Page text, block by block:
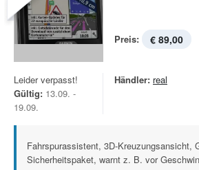
Preis: € 89,00
Leider verpasst!
Gültig: 13.09. -
19.09.
Händler: real
Fahrspurassistent, 3D-Kreuzungsansicht,
Sicherheitspaket, warnt z. B. vor